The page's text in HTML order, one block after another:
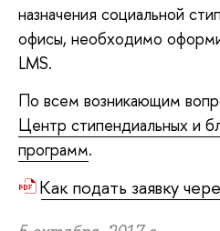
назначения социальной
офисы, необходимо
LMS.
По всем возникающим
Центр стипендиальных и
программ.
Как подать заявку